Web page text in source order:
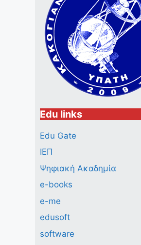
Edu links
Edu Gate
ΙΕΠ
Ψηφιακή Ακαδημία
e-books
e-me
edusoft
software